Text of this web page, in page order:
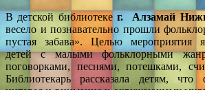
В детской библиотекег. Алзамай
весело и познавательно прошли
пустая забава». Целью мероприятия
детей с малыми фольклорными
поговорками, песнями, потешками,
Библиотекарь рассказала детям, что